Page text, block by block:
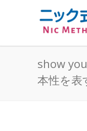
show
本性を